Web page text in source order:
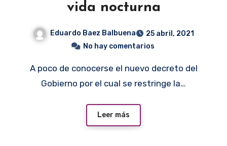
vida nocturna
Eduardo Baez Balbuena
25 abril, 2021
No hay comentarios
A poco de conocerse el nuevo decreto del
Gobierno por el cual se restringe la…
Leer más